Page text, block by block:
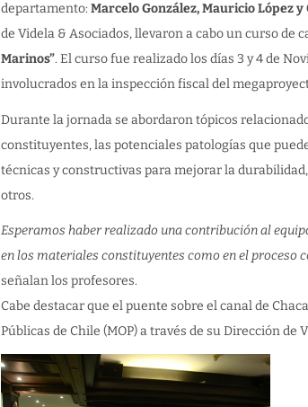
departamento:Marcelo González, Mauricio López y
de Videla & Asociados, llevaron a cabo un curso de
Marinos”. El curso fue realizado los días 3 y 4 de
involucrados en la inspección fiscal del
Durante la jornada se abordaron tópicos
constituyentes, las potenciales patologías que
técnicas y constructivas para mejorar la
otros.
Esperamos haber realizado una contribución al
en los materiales constituyentes como en el
señalan los profesores.
Cabe destacar que el puente sobre el canal de
Públicas de Chile (MOP) a través de su Dirección